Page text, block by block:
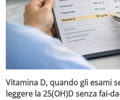
Vitamina D, quando gli esami
leggere la 25(OH)D senza fai-